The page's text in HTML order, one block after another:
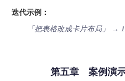
迭代示例：
「把表格改成卡片布局」 →
第五章 案例演